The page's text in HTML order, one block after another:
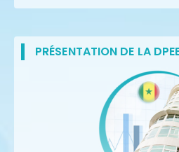
PRÉSENTATION DE LA